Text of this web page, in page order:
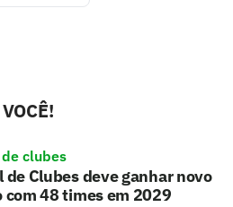
clubes
de Clubes deve ganhar novo
48 times em 2029